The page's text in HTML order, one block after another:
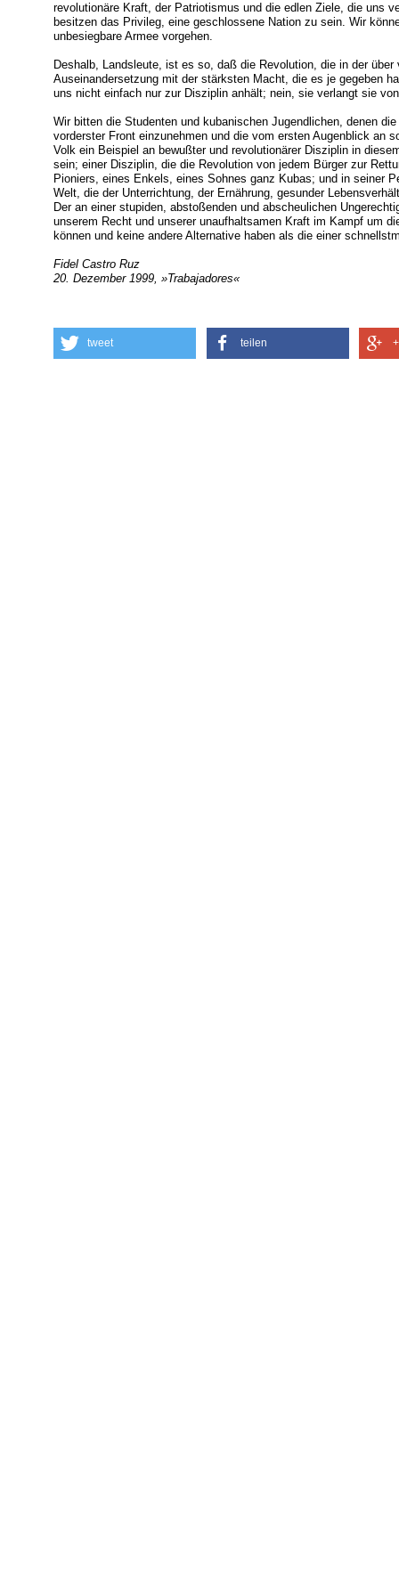
revolutionäre Kraft, der Patriotismus und die edlen Ziele, die uns
besitzen das Privileg, eine geschlossene Nation zu sein. Wir
unbesiegbare Armee vorgehen.
Deshalb, Landsleute, ist es so, daß die Revolution, die in der über
Auseinandersetzung mit der stärksten Macht, die es je gegeben
uns nicht einfach nur zur Disziplin anhält; nein, sie verlangt sie
Wir bitten die Studenten und kubanischen Jugendlichen, denen
vorderster Front einzunehmen und die vom ersten Augenblick an
Volk ein Beispiel an bewußter und revolutionärer Disziplin in
sein; einer Disziplin, die die Revolution von jedem Bürger zur
Pioniers, eines Enkels, eines Sohnes ganz Kubas; und in seiner
Welt, die der Unterrichtung, der Ernährung, gesunder
Der an einer stupiden, abstoßenden und abscheulichen
unserem Recht und unserer unaufhaltsamen Kraft im Kampf um
können und keine andere Alternative haben als die einer
Fidel Castro Ruz
20. Dezember 1999, »Trabajadores«
tweet teilen